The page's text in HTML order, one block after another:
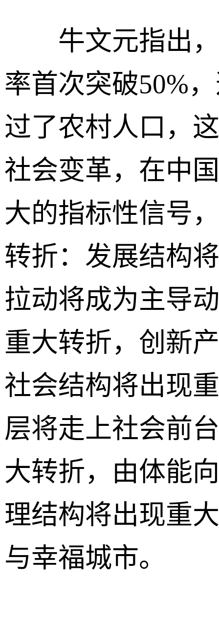
牛文元指出，
率首次突破50%
过了农村人口，
社会变革，在中
大的指标性信号
转折：发展结构
拉动将成为主导
重大转折，创新
社会结构将出现
层将走上社会前
大转折，由体能
理结构将出现重
与幸福城市。